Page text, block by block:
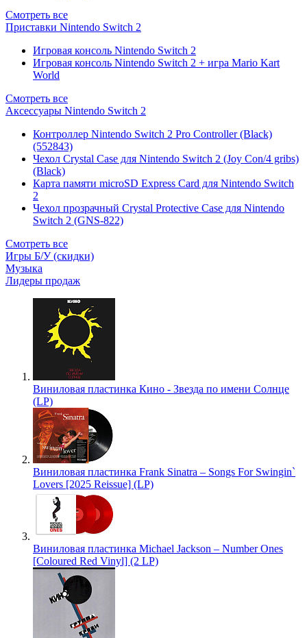
Смотреть все
Приставки Nintendo Switch 2
Игровая консоль Nintendo Switch 2
Игровая консоль Nintendo Switch 2 + игра Mario Kart
World
Смотреть все
Аксессуары Nintendo Switch 2
Контроллер Nintendo Switch 2 Pro Controller (Black)
(552843)
Чехол Сrystal Сase для Nintendo Switch 2 (Joy Con/4 gribs)
(Black)
Карта памяти microSD Express Card для Nintendo Switch
2
Чехол прозрачный Crystal Protective Case для Nintendo
Switch 2 (GNS-822)
Смотреть все
Игры Б/У (скидки)
Музыка
Лидеры продаж
Виниловая пластинка Кино - Звезда по имени Солнце
(LP)
Виниловая пластинка Frank Sinatra – Songs For Swingin`
Lovers [2025 Reissue] (LP)
Виниловая пластинка Michael Jackson – Number Ones
[Coloured Red Vinyl] (2 LP)